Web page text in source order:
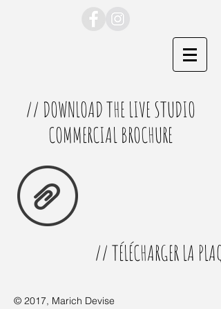
// DOWNLOAD THE LIVE STUDIO
COMMERCIAL BROCHURE
// TÉLÉCHARGER LA
© 2017, Marich Devise